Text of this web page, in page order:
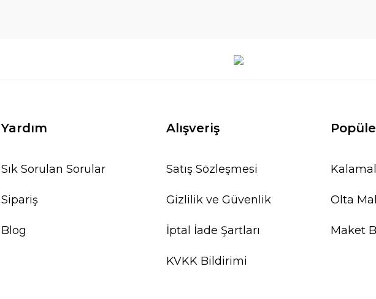
Yardım
Sık Sorulan Sorular
Sipariş
Blog
Alışveriş
Satış Sözleşmesi
Gizlilik ve Güvenlik
İptal İade Şartları
KVKK Bildirimi
Olta
Maket